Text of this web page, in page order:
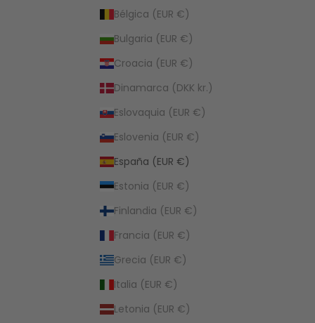
Bélgica (EUR €)
Bulgaria (EUR €)
Croacia (EUR €)
Dinamarca (DKK kr.)
Eslovaquia (EUR €)
Eslovenia (EUR €)
España (EUR €)
Estonia (EUR €)
Finlandia (EUR €)
Francia (EUR €)
Grecia (EUR €)
Italia (EUR €)
Letonia (EUR €)